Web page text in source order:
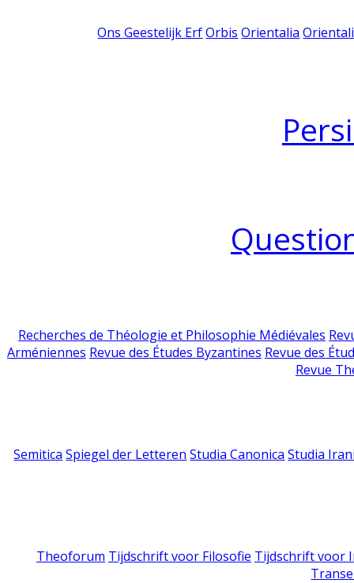
Ons Geestelijk Erf Orbis Orientalia
Recherches de Théologie et Philosophie Médiévales
Arméniennes Revue des Études Byzantines Revue des
Revue
Semitica Spiegel der Letteren Studia Canonica Studia
Theoforum Tijdschrift voor Filosofie Tijdschrift voor